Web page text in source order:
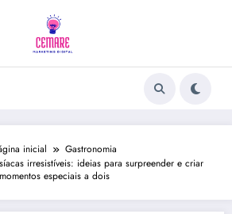
inicial
Gastronomia
irresistíveis: ideias para surpreender e criar
momentos especiais a dois